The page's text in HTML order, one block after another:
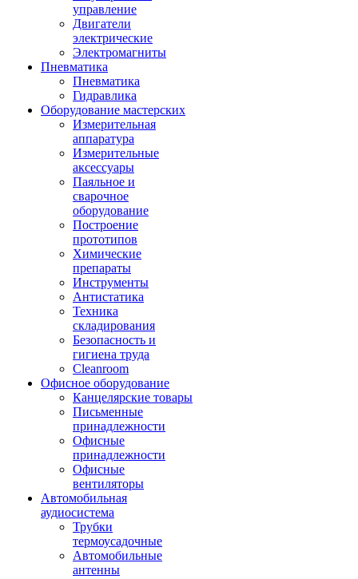
управление
Двигатели
электрические
Электромагниты
Пневматика
Пневматика
Гидравлика
Оборудование мастерских
Измерительная
аппаратура
Измерительные
аксессуары
Паяльное и
сварочное
оборудование
Построение
прототипов
Химические
препараты
Инструменты
Aнтистатика
Техника
складирования
Безопасность и
гигиена труда
Cleanroom
Офисное оборудование
Канцелярские товары
Письменные
принадлежности
Офисные
принадлежности
Офисные
вентиляторы
Автомобильная
аудиосистема
Трубки
термоусадочные
Автомобильные
антенны